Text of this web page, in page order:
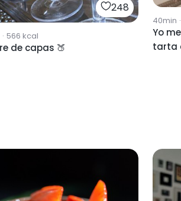
248
· 566 kcal
Postre de capas 🍑
40min ·
Yo
tarta